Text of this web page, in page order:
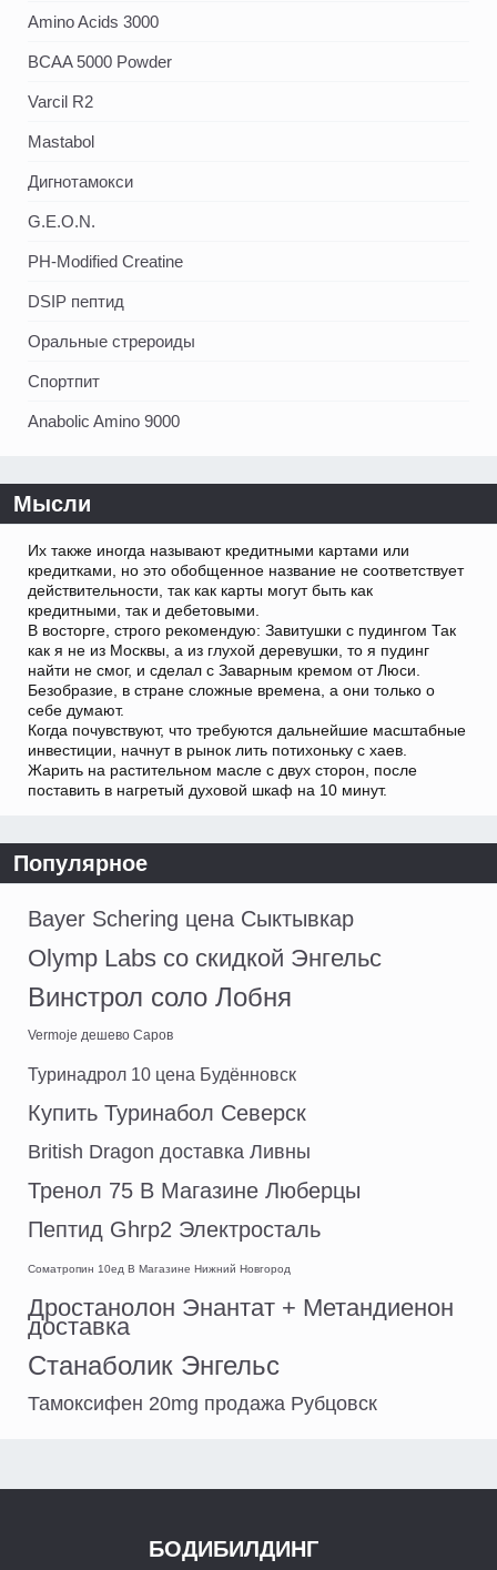
Amino Acids 3000
BCAA 5000 Powder
Varcil R2
Mastabol
Дигнотамокси
G.E.O.N.
PH-Modified Creatine
DSIP пептид
Оральные стрероиды
Спортпит
Anabolic Amino 9000
Мысли
Их также иногда называют кредитными картами или
кредитками, но это обобщенное название не соответствует
действительности, так как карты могут быть как
кредитными, так и дебетовыми.
В восторге, строго рекомендую: Завитушки с пудингом Так
как я не из Москвы, а из глухой деревушки, то я пудинг
найти не смог, и сделал с Заварным кремом от Люси.
Безобразие, в стране сложные времена, а они только о
себе думают.
Когда почувствуют, что требуются дальнейшие масштабные
инвестиции, начнут в рынок лить потихоньку с хаев.
Жарить на растительном масле с двух сторон, после
поставить в нагретый духовой шкаф на 10 минут.
Популярное
Bayer Schering цена Сыктывкар
Olymp Labs со скидкой Энгельс
Винстрол соло Лобня
Vermoje дешево Саров
Туринадрол 10 цена Будённовск
Купить Туринабол Северск
British Dragon доставка Ливны
Тренол 75 В Магазине Люберцы
Пептид Ghrp2 Электросталь
Cоматропин 10ед В Магазине Нижний Новгород
Дростанолон Энантат + Метандиенон
доставка
Станаболик Энгельс
Тамоксифен 20mg продажа Рубцовск
БОДИБИЛДИНГ